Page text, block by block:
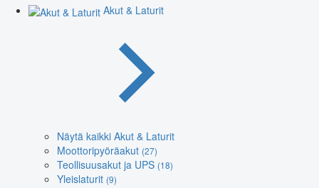
Akut & Laturit
Näytä kaikki Akut & Laturit
Moottoripyöräakut (27)
Teollisuusakut ja UPS (18)
Yleislaturit (9)